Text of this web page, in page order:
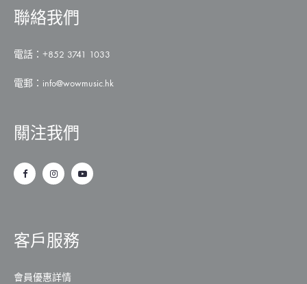
聯絡我們
電話：+852 3741 1033
電郵： info@wowmusic.hk
關注我們
客戶服務
會員優惠詳情